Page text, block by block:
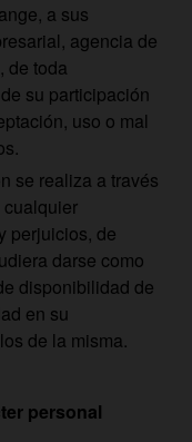
a sus
agencia de
de toda
su participación
uso o mal
se realiza a través
cualquier
perjuicios, de
darse como
disponibilidad de
en su
de la misma.
personal